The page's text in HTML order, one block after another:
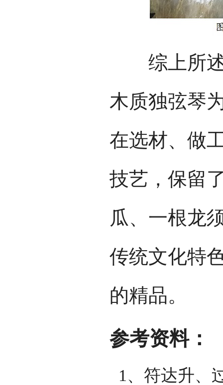
综上所述
木质独弦琴
在选材、做
技艺，保留
瓜、一根龙
传统文化特
的精品。
参考资料：
1、符达升、